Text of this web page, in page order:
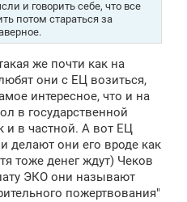
и говорить себе, что все
потом стараться за
же почти как на
они с ЕЦ возиться,
интересное, что и на
в государственной
и в частной. А вот ЕЦ
делают они его вроде как
тоже денег ждут) Чеков
ЭКО они называют
пожертвования"